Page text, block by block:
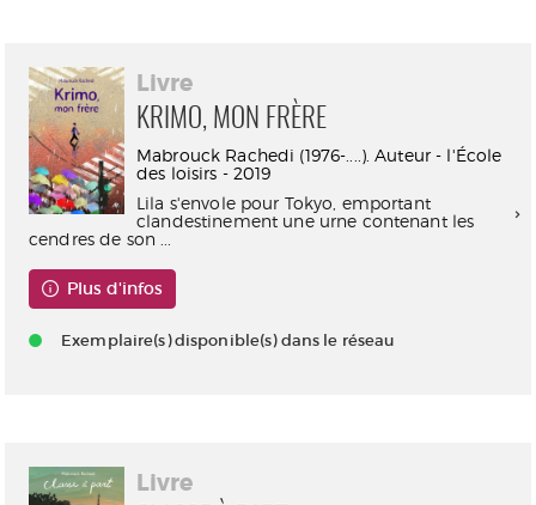
Livre
KRIMO, MON FRÈRE
Mabrouck Rachedi (1976-....). Auteur - l'École
des loisirs - 2019
Lila s'envole pour Tokyo, emportant
clandestinement une urne contenant les
cendres de son ...
Plus d'infos
Exemplaire(s) disponible(s) dans le réseau
Livre